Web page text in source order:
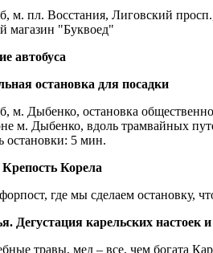
м. пл. Восстания, Лиговский
магазин "Буквоед"
автобуса
остановка для посадки
м. Дыбенко, остановка
м. Дыбенко, вдоль трамвайных
остановки: 5 мин.
Корела
где мы сделаем остановку,
Дегустация карельских настоек
травы, мед – все, чем богата